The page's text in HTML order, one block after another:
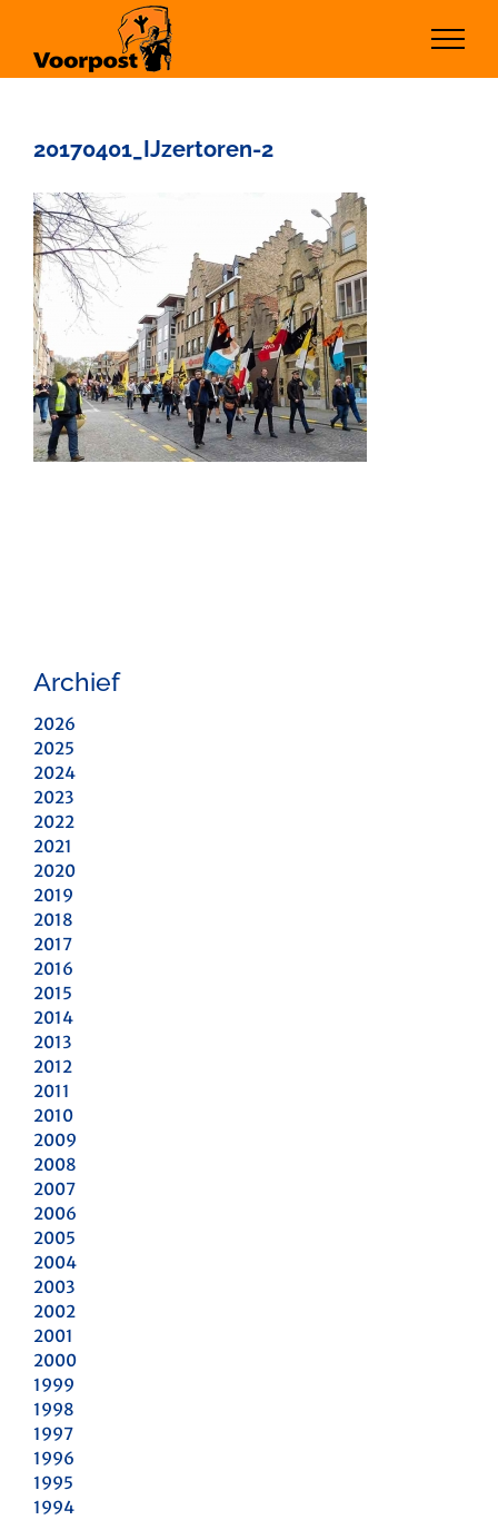
inhoud
20170401_IJzertoren-2
Archief
2026
2025
2024
2023
2022
2021
2020
2019
2018
2017
2016
2015
2014
2013
2012
2011
2010
2009
2008
2007
2006
2005
2004
2003
2002
2001
2000
1999
1998
1997
1996
1995
1994